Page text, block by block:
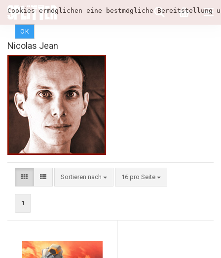
Cookies ermöglichen eine bestmögliche
OK
Nicolas Jean
Sortieren nach 16 pro Seite
1